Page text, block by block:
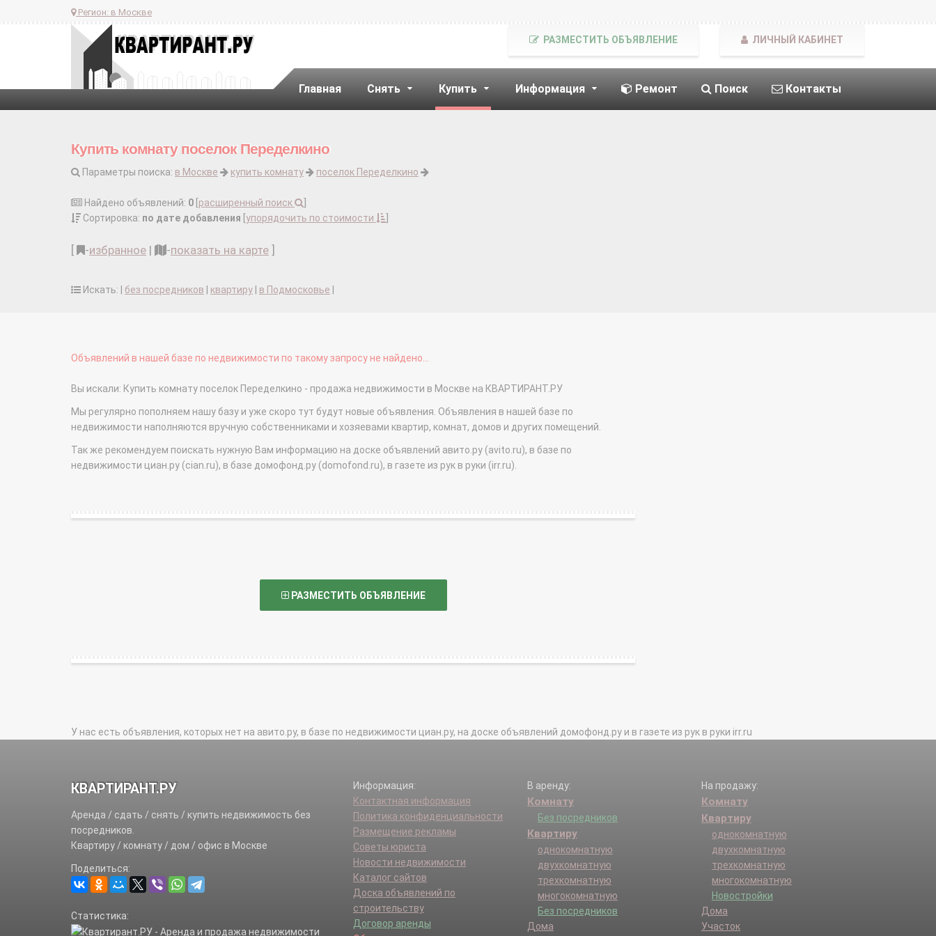
Регион: в Москве
Главная Снять Купить Информация Ремонт Поиск Контакты
РАЗМЕСТИТЬ ОБЪЯВЛЕНИЕ ЛИЧНЫЙ КАБИНЕТ
Купить комнату поселок Переделкино
Параметры поиска: в Москве купить комнату поселок Переделкино
Найдено объявлений: 0 расширенный поиск
Сортировка: по дате добавления упорядочить по стоимости
-избранное | -показать на карте
Искать: | без посредников квартиру в Подмосковье
Объявлений в нашей базе по недвижимости по такому запросу не найдено...
Вы искали: Купить комнату поселок Переделкино - продажа недвижимости в Москве на КВАРТИРАНТ.РУ
Мы регулярно пополняем нашу базу и уже скоро тут будут новые объявления. Объявления в нашей базе по
недвижимости наполняются вручную собственниками и хозяевами квартир, комнат, домов и других помещений.
Так же рекомендуем поискать нужную Вам информацию на доске объявлений авито.ру (avito.ru), в базе по
недвижимости циан.ру (cian.ru), в базе домофонд.ру (domofond.ru), в газете из рук в руки (irr.ru).
РАЗМЕСТИТЬ ОБЪЯВЛЕНИЕ
У нас есть объявления, которых нет на авито.ру, в базе по недвижимости циан.ру, на доске объявлений домофонд.ру и в газете из рук в руки irr.ru
КВАРТИРАНТ.РУ
Аренда / сдать / снять / купить недвижимость без
посредников.
Квартиру / комнату / дом / офис в Москве
Поделиться:
Статистика:
Информация:
Контактная информация
Политика конфиденциальности
Размещение рекламы
Советы юриста
Новости недвижимости
Каталог сайтов
Доска объявлений по
строительству
Договор аренды
В аренду:
Комнату
Без посредников
Квартиру
однокомнатную
двухкомнатную
трехкомнатную
многокомнатную
Без посредников
Дома
На продажу:
Комнату
Квартиру
однокомнатную
двухкомнатную
трехкомнатную
многокомнатную
Новостройки
Дома
Участок